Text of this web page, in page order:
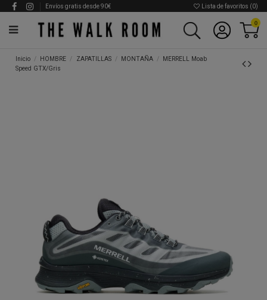
Envíos gratis desde 90€ Lista de favoritos (0)
0
Inicio HOMBRE ZAPATILLAS MONTAÑA
MERRELL Moab
Speed GTX/Gris